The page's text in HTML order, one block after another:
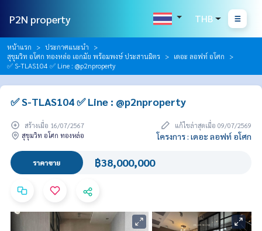
P2N property THB
หน้าแรก
ประกาศแนะนำ
สุขุมวิท อโศก ทองหล่อ เอกมัย พร้อมพงษ์ ประสานมิตร
เดอะ ลอฟท์ อโศก
✅ S-TLAS104 ✅ Line : @p2nproperty
✅ S-TLAS104 ✅ Line : @p2nproperty
สร้างเมื่อ 16/07/2567
แก้ไขล่าสุดเมื่อ 09/07/2569
สุขุมวิท อโศก ทองหล่อ
โครงการ : เดอะ ลอฟท์ อโศก
ราคาขาย ฿38,000,000